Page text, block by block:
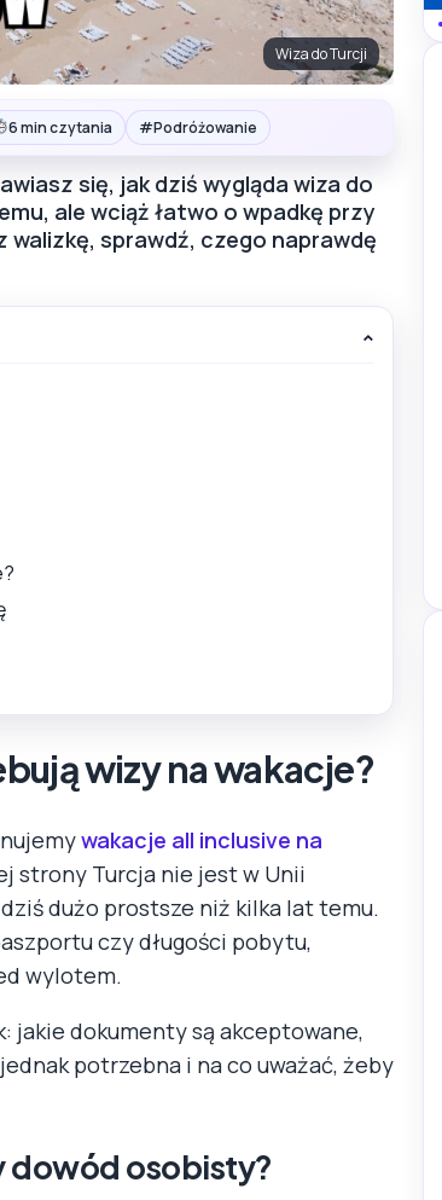
Wiza do Turcji
6 min czytania #Podróżowanie
się, jak dziś wygląda wiza do
ale wciąż łatwo o wpadkę przy
sprawdź, czego naprawdę
wizy na wakacje?
wakacje all inclusive na
strony Turcja nie jest w Unii
dużo prostsze niż kilka lat temu.
czy długości pobytu,
wylotem.
dokumenty są akceptowane,
potrzebna i na co uważać, żeby
dowód osobisty?